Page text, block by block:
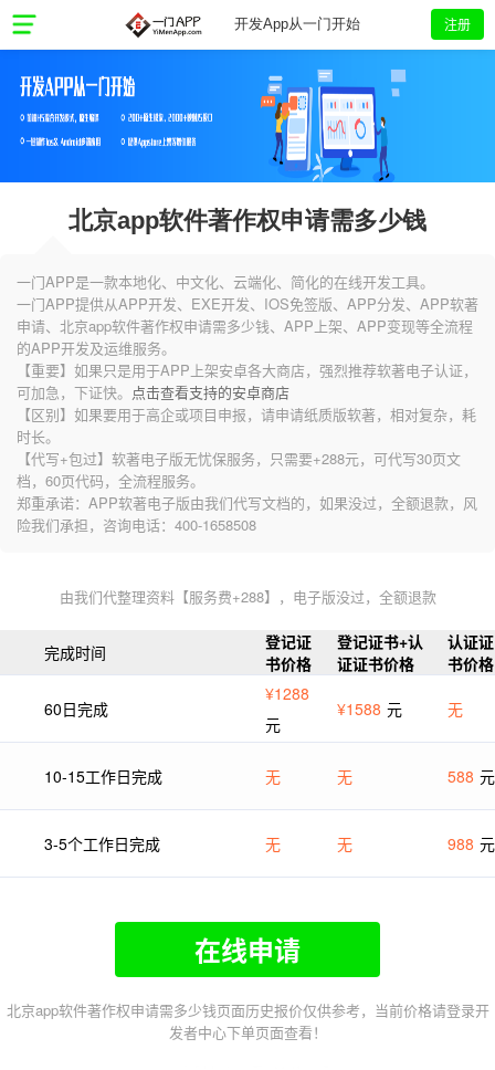
开发App从一门开始 注册
北京app软件著作权申请需多少钱
一门APP是一款本地化、中文化、云端化、简化的在线开发工具。
一门APP提供从APP开发、EXE开发、IOS免签版、APP分发、APP软著
申请、北京app软件著作权申请需多少钱、APP上架、APP变现等全流程
的APP开发及运维服务。
【重要】如果只是用于APP上架安卓各大商店，强烈推荐软著电子认证，
可加急，下证快。 点击查看支持的安卓商店
【区别】如果要用于高企或项目申报，请申请纸质版软著，相对复杂，耗
时长。
【代写+包过】软著电子版无忧保服务，只需要+288元，可代写30页文
档，60页代码，全流程服务。
郑重承诺：APP软著电子版由我们代写文档的，如果没过，全额退款，风
险我们承担，咨询电话：400-1658508
由我们代整理资料【服务费+288】，电子版没过，全额退款
完成时间
登记证
书价格
登记证书+认
证证书价格
认证证
书价格
60日完成
¥1288
元
¥1588 元 无
10-15工作日完成 无 无 588 元
3-5个工作日完成 无 无 988 元
在线申请
北京app软件著作权申请需多少钱页面历史报价仅供参考，当前价格请登录开
发者中心下单页面查看！